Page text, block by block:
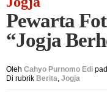
Pewarta
“Jogja
Oleh Cahyo Purnomo Edi
Di rubrik Berita, Jogja